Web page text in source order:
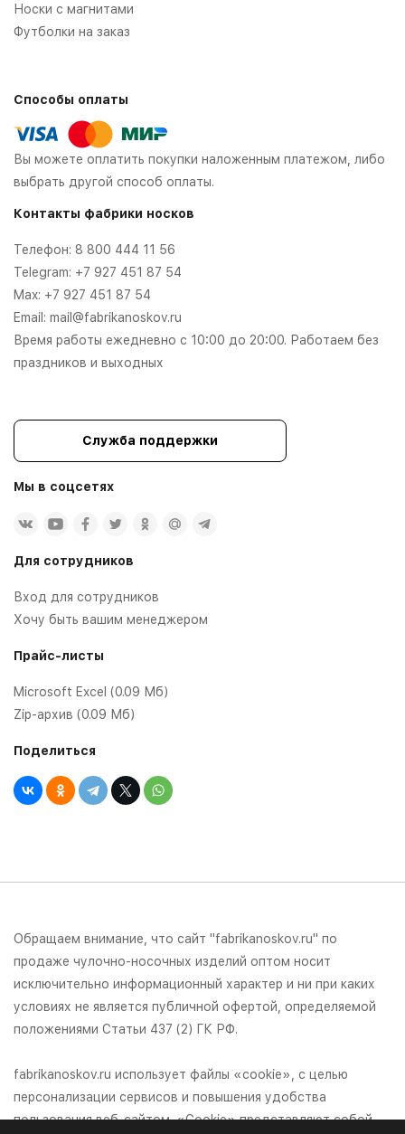
Носки с магнитами
Футболки на заказ
Способы оплаты
Вы можете оплатить покупки наложенным платежом, либо
выбрать другой способ оплаты.
Контакты фабрики носков
Телефон: 8 800 444 11 56
Telegram: +7 927 451 87 54
Max: +7 927 451 87 54
Email: mail@fabrikanoskov.ru
Время работы ежедневно с 10:00 до 20:00. Работаем без
праздников и выходных
Служба поддержки
Мы в соцсетях
Для сотрудников
Вход для сотрудников
Хочу быть вашим менеджером
Прайс-листы
Microsoft Excel (0.09 Мб)
Zip-архив (0.09 Мб)
Поделиться
Обращаем внимание, что сайт "fabrikanoskov.ru" по
продаже чулочно-носочных изделий оптом носит
исключительно информационный характер и ни при каких
условиях не является публичной офертой, определяемой
положениями Статьи 437 (2) ГК РФ.
fabrikanoskov.ru использует файлы «cookie», с целью
персонализации сервисов и повышения удобства
пользования веб-сайтом. «Cookie» представляют собой